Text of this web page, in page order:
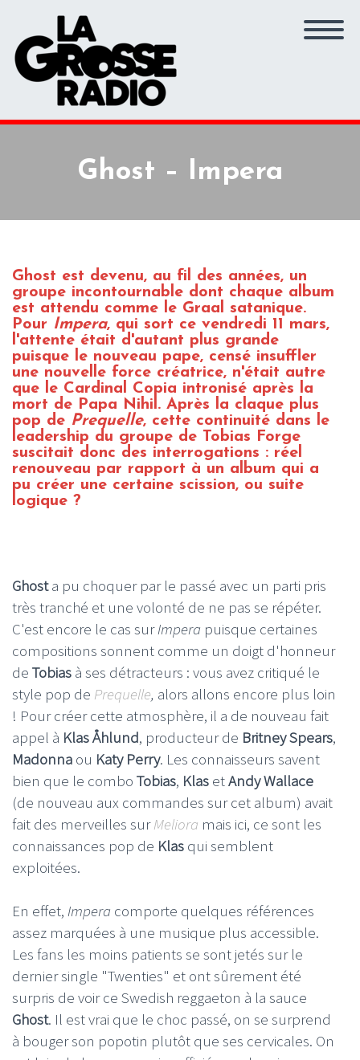
Ghost – Impera
Ghost est devenu, au fil des années, un
groupe incontournable dont chaque album
est attendu comme le Graal satanique.
Pour Impera, qui sort ce vendredi 11 mars,
l'attente était d'autant plus grande
puisque le nouveau pape, censé insuffler
une nouvelle force créatrice, n'était autre
que le Cardinal Copia intronisé après la
mort de Papa Nihil. Après la claque plus
pop de Prequelle, cette continuité dans le
leadership du groupe de Tobias Forge
suscitait donc des interrogations : réel
renouveau par rapport à un album qui a
pu créer une certaine scission, ou suite
logique ?
Ghosta pu choquer par le passé avec un parti pris
très tranché et une volonté de ne pas se répéter.
C'est encore le cas surImpera puisque certaines
compositions sonnent comme un doigt d'honneur
de Tobias à ses détracteurs : vous avez critiqué le
style pop de Prequelle, alors allons encore plus loin
! Pour créer cette atmosphère, il a de nouveau fait
appel à KlasÅhlund, producteur de BritneySpears,
Madonna ou Katy Perry. Les connaisseurs savent
bien que le combo Tobias, Klas etAndyWallace
(de nouveau aux commandes sur cet album) avait
fait des merveilles surMeliora mais ici, ce sont les
connaissances pop de Klas qui semblent
exploitées.
En effet, Impera comporte quelques références
assez marquées à une musique plus accessible.
Les fans les moins patients se sont jetés sur le
dernier single "Twenties" et ont sûrement été
surpris de voir ce Swedish reggaeton à la sauce
Ghost. Il est vrai que le choc passé, on se surprend
à bouger son popotin plutôt que ses cervicales. On